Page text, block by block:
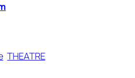
THEATRE